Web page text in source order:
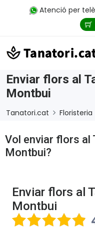
Atenció per
Enviar flors al
Montbui
Tanatori.cat Floristeria
Vol enviar flors al
Montbui?
Enviar flors al
Montbui